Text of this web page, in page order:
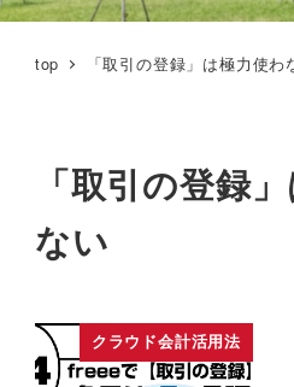
top 「取引の登録」は極力使わ
「取引の登録
ない
クラウド会計活用法